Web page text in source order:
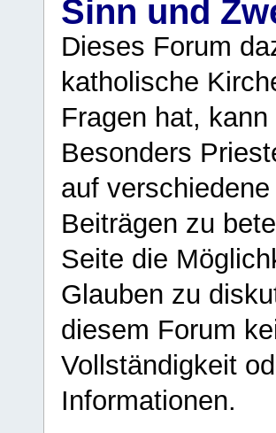
Sinn und
Dieses Forum
katholische
Fragen hat,
Besonders
auf
Beiträgen zu
Seite die
Glauben zu
diesem Forum
Vollständigkeit
Informationen.